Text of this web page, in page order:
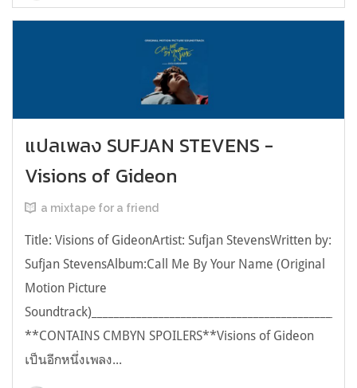
แปลเพลง SUFJAN STEVENS -
Visions of Gideon
a mixtape for a friend
Title: Visions of GideonArtist: Sufjan StevensWritten by:
Sufjan StevensAlbum:Call Me By Your Name (Original
Motion Picture
**CONTAINS CMBYN SPOILERS**Visions of Gideon
เป็นอีกหนึ่งเพลง...